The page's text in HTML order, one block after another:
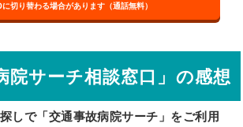
その他の検索方法
探す 院名から探す
切り替わる場合があります（通話無料）
院サーチ相談窓口」の感想
しで「交通事故病院サーチ」をご利用